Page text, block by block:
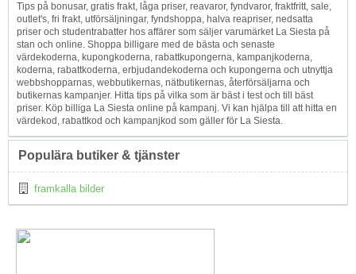
Tips på bonusar, gratis frakt, låga priser, reavaror, fyndvaror, fraktfritt, sale,
outlet's, fri frakt, utförsäljningar, fyndshoppa, halva reapriser, nedsatta
priser och studentrabatter hos affärer som säljer varumärket La Siesta på
stan och online. Shoppa billigare med de bästa och senaste
värdekoderna, kupongkoderna, rabattkupongerna, kampanjkoderna,
koderna, rabattkoderna, erbjudandekoderna och kupongerna och utnyttja
webbshopparnas, webbutikernas, nätbutikernas, återförsäljarna och
butikernas kampanjer. Hitta tips på vilka som är bäst i test och till bäst
priser. Köp billiga La Siesta online på kampanj. Vi kan hjälpa till att hitta en
värdekod, rabattkod och kampanjkod som gäller för La Siesta.
Populära butiker & tjänster
framkalla bilder